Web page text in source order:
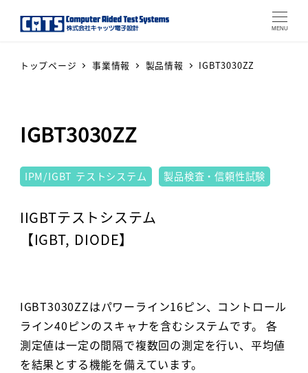
MENU
トップページ 事業情報 製品情報 IGBT3030ZZ
IGBT3030ZZ
テストシステム
IPM/IGBT テストシステム
製品検査・信頼性試験
IIGBTテストシステム
【IGBT, DIODE】
IGBT3030ZZはパワーライン16ピン、コントロール
ライン40ピンのスキャナを含むシステムです。 各
測定値は一定の間隔で複数回の測定を行い、平均値
を結果とする機能を備えています。